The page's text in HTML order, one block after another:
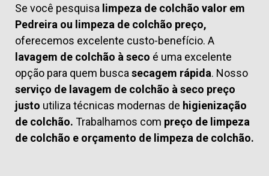
Se você pesquisa limpeza de colchão valor em
Pedreira ou limpeza de colchão preço,
oferecemos excelente custo-benefício. A
lavagem de colchão à seco é uma excelente
opção para quem busca secagem rápida. Nosso
serviço de lavagem de colchão à seco preço
justo utiliza técnicas modernas de higienização
de colchão. Trabalhamos com preço de limpeza
de colchão e orçamento de limpeza de colchão.